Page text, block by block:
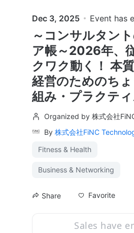
Dec 3, 2025 Event has
～コンサルタン
ア帳～2026年、
クワク動く！ 本
経営のためのち
組み・プラクティ
Organized by 株式会社
By 株式会社FiNC
Fitness & Health
Business & Networking
Share Favorite
Sales have